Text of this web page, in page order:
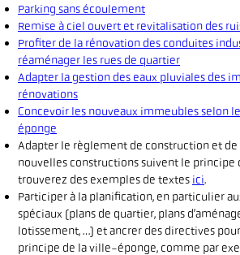
Parking sans écoulement
Remise à ciel ouvert et revitalisation des
Profiter de la rénovation des conduites
réaménager les rues de quartier
Adapter la gestion des eaux pluviales des
rénovations
Concevoir les nouveaux immeubles selon
éponge
Adapter le règlement de construction et de
nouvelles constructions suivent le principe
trouverez des exemples de textes ici.
Participer à la planification, en particulier
spéciaux (plans de quartier, plans
lotissement, …) et ancrer des directives
principe de la ville-éponge, comme par